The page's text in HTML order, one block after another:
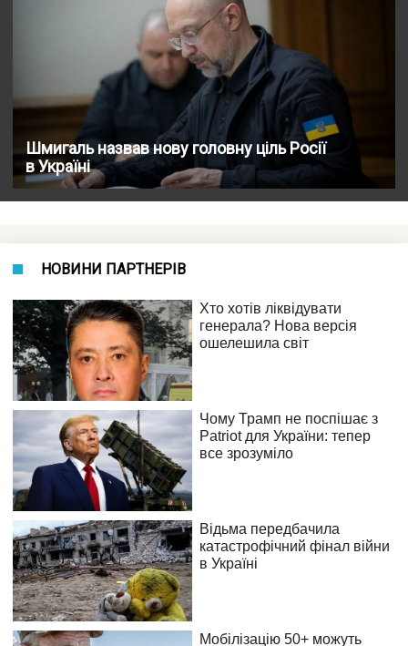
Шмигаль назвав нову головну ціль Росії
в Україні
НОВИНИ ПАРТНЕРІВ